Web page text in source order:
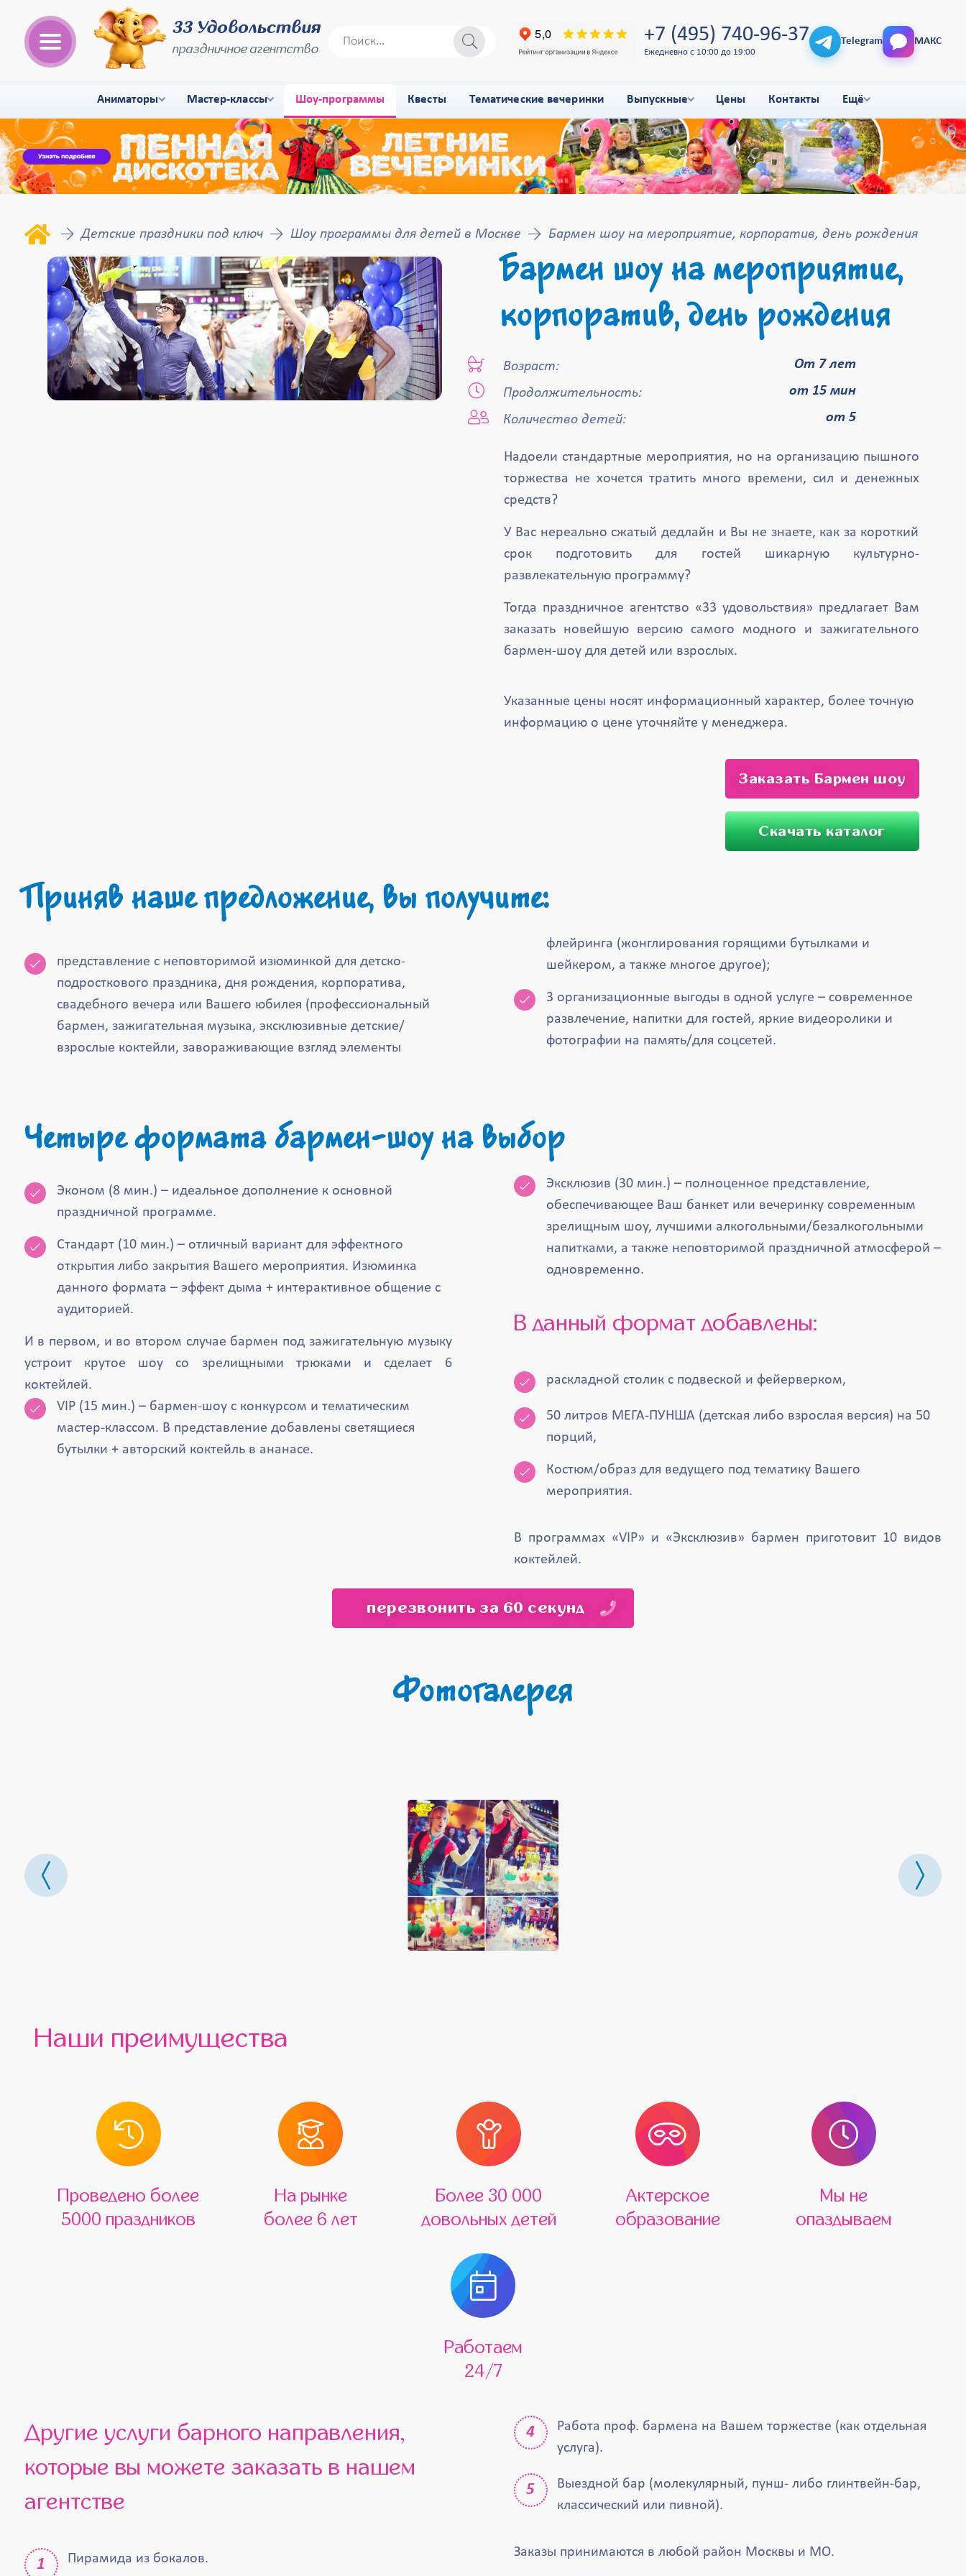
33 Удовольствия
праздничное агентство
+7 (495) 740-96-37
Ежедневно с 10:00 до 19:00
Telegram МАКС
Аниматоры Мастер-классы Шоу-программы Квесты Тематические вечеринки Выпускные Цены Контакты Ещё
Детские праздники под ключ Шоу программы для детей в Москве Бармен шоу на мероприятие, корпоратив, день рождения
Бармен шоу на мероприятие,
корпоратив, день рождения
Возраст:
От 7 лет
Продолжительность:
от 15 мин
Количество детей:
от 5
Надоели стандартные мероприятия, но на организацию пышного
торжества не хочется тратить много времени, сил и денежных
средств?
У Вас нереально сжатый дедлайн и Вы не знаете, как за короткий
срок подготовить для гостей шикарную культурно-
развлекательную программу?
Тогда праздничное агентство «33 удовольствия» предлагает Вам
заказать новейшую версию самого модного и зажигательного
бармен-шоу для детей или взрослых.
Указанные цены носят информационный характер, более точную
информацию о цене уточняйте у менеджера.
Заказать Бармен шоу
Скачать каталог
Приняв наше предложение, вы получите:
представление с неповторимой изюминкой для детско-
подросткового праздника, дня рождения, корпоратива,
свадебного вечера или Вашего юбилея (профессиональный
бармен, зажигательная музыка, эксклюзивные детские/
взрослые коктейли, завораживающие взгляд элементы
флейринга (жонглирования горящими бутылками и
шейкером, а также многое другое);
3 организационные выгоды в одной услуге – современное
развлечение, напитки для гостей, яркие видеоролики и
фотографии на память/для соцсетей.
Четыре формата бармен-шоу на выбор
Эконом (8 мин.) – идеальное дополнение к основной
праздничной программе.
Стандарт (10 мин.) – отличный вариант для эффектного
открытия либо закрытия Вашего мероприятия. Изюминка
данного формата – эффект дыма + интерактивное общение с
аудиторией.
И в первом, и во втором случае бармен под зажигательную музыку
устроит крутое шоу со зрелищными трюками и сделает 6
коктейлей.
VIP (15 мин.) – бармен-шоу с конкурсом и тематическим
мастер-классом. В представление добавлены светящиеся
бутылки + авторский коктейль в ананасе.
Эксклюзив (30 мин.) – полноценное представление,
обеспечивающее Ваш банкет или вечеринку современным
зрелищным шоу, лучшими алкогольными/безалкогольными
напитками, а также неповторимой праздничной атмосферой –
одновременно.
В данный формат добавлены:
раскладной столик с подвеской и фейерверком,
50 литров МЕГА-ПУНША (детская либо взрослая версия) на 50
порций,
Костюм/образ для ведущего под тематику Вашего
мероприятия.
В программах «VIP» и «Эксклюзив» бармен приготовит 10 видов
коктейлей.
перезвонить за 60 секунд
Фотогалерея
Наши преимущества
Проведено более
5000 праздников
На рынке
более 6 лет
Более 30 000
довольных детей
Актерское
образование
Мы не
опаздываем
Работаем
24/7
Другие услуги барного направления,
которые вы можете заказать в нашем
агентстве
Пирамида из бокалов.
Работа проф. бармена на Вашем торжестве (как отдельная
услуга).
Выездной бар (молекулярный, пунш- либо глинтвейн-бар,
классический или пивной).
Заказы принимаются в любой район Москвы и МО.